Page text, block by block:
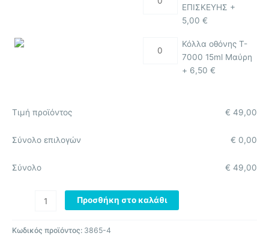
ΕΠΙΣΚΕΥΗΣ +
5,00 €
Κόλλα οθόνης T-
7000 15ml Μαύρη
+ 6,50 €
Τιμή προϊόντος 49,00
€
Σύνολο επιλογών 0,00
€
Σύνολο 49,00
€
Προσθήκη στο καλάθι
Κωδικός προϊόντος: 3865-4